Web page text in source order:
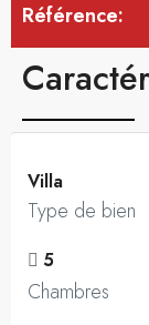
Référence:
Villa
Type de bien
5
Chambres